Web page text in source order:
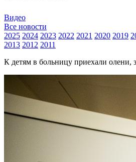
Видео
Все новости
2025 2024 2023 2022 2021 2020 2019
2013 2012 2011
К детям в больницу приехали олени,